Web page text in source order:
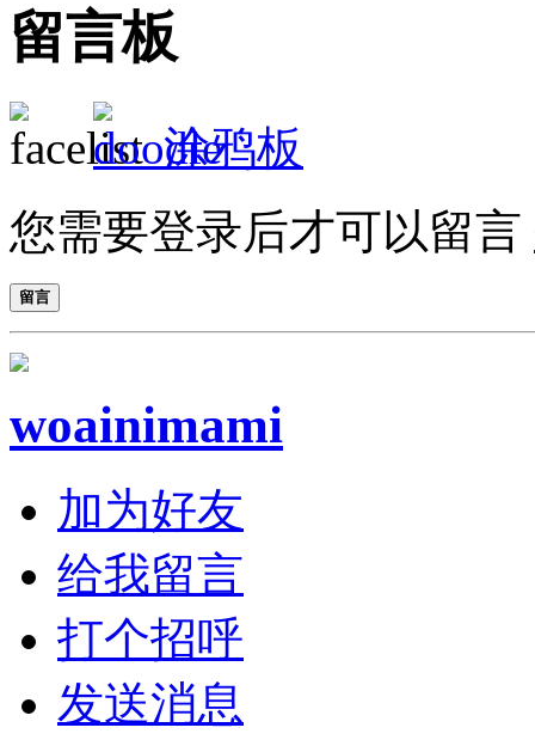
留言板
涂鸦板
您需要登录后才可以留言
留言
woainimami
加为好友
给我留言
打个招呼
发送消息